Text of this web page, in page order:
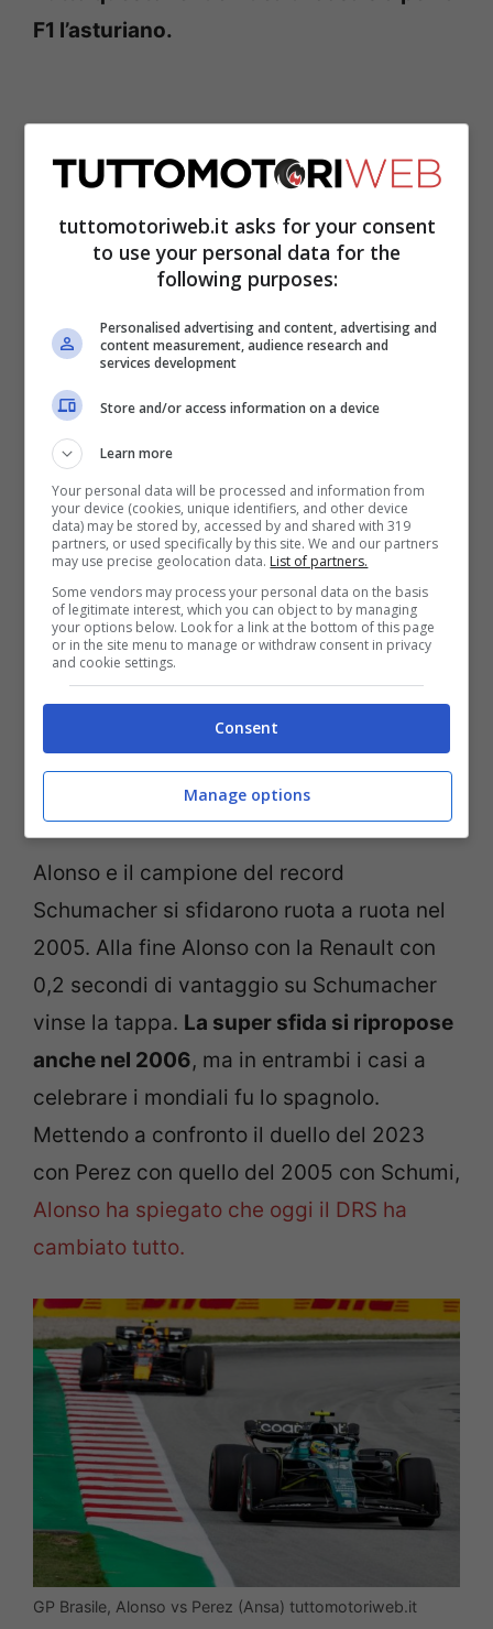
F1 l’asturiano.
Un monumento vivente che, ancora oggi,
riesce ad entusiasmare le folle. Nel 2005,
Alonso riuscì a interrompere la serie di
vittorie consecutive della famiglia
Schumacher.Michael e Ralf si
aggiudicarono le gare dal 1999 al 2004.
Ralf vinse nel 2001, Michael vinse le altre
gare, creando un vero e proprio monopolio
familiare.
Alonso e Perez, paragone
azzardato
Alonso e il campione del record
Schumacher si sfidarono ruota a ruota nel
2005. Alla fine Alonso con la Renault con
0,2 secondi di vantaggio su Schumacher
vinse la tappa. La super sfida si ripropose
anche nel 2006, ma in entrambi i casi a
celebrare i mondiali fu lo spagnolo.
Mettendo a confronto il duello del 2023
con Perez con quello del 2005 con Schumi,
Alonso ha spiegato che oggi il DRS ha
cambiato tutto.
GP Brasile, Alonso vs Perez (Ansa) tuttomotoriweb.it
tuttomotoriweb.it asks for your consent
to use your personal data for the
following purposes:
Personalised advertising and content, advertising and
content measurement, audience research and
services development
Store and/or access information on a device
Learn more
Your personal data will be processed and information from
your device (cookies, unique identifiers, and other device
data) may be stored by, accessed by and shared with 319
partners, or used specifically by this site. We and our partners
may use precise geolocation data. List of partners.
Some vendors may process your personal data on the basis
of legitimate interest, which you can object to by managing
your options below. Look for a link at the bottom of this page
or in the site menu to manage or withdraw consent in privacy
and cookie settings.
Consent
Manage options